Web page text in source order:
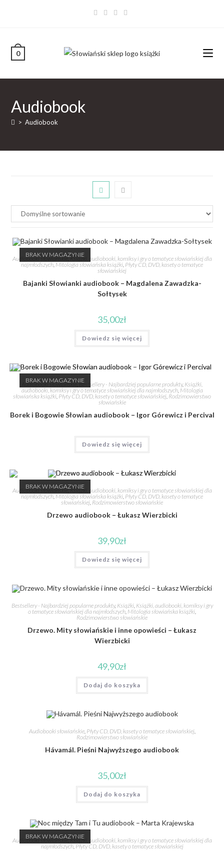
0
Audiobook
> Audiobook
BRAK W MAGAZYNIE
Audiobooki słowiańskie,Książki, audiobooki, komiksy i gry o tematyce słowiańskiej dla
najmłodszych, Mitologia słowiańska książki, Płyty CD, DVD, kasety o tematyce
słowiańskiej
Bajanki Słowianki audiobook – Magdalena Zawadzka-
Sołtysek
35,00zł
Dowiedz się więcej
BRAK W MAGAZYNIE
Audiobooki słowiańskie ,Bestsellery - Najbardziej popularne produkty, Książki,
audiobooki, komiksy i gry o tematyce słowiańskiej dla najmłodszych, Mitologia
słowiańska książki, Płyty CD, DVD, kasety o tematyce słowiańskiej, Rodzimowierstwo
słowiańskie
Borek i Bogowie Słowian audiobook – Igor Górewicz i Percival
Dowiedz się więcej
BRAK W MAGAZYNIE
Audiobooki słowiańskie,Książki, audiobooki, komiksy i gry o tematyce słowiańskiej dla
najmłodszych, Mitologia słowiańska książki, Płyty CD, DVD, kasety o tematyce
słowiańskiej, Rodzimowierstwo słowiańskie
Drzewo audiobook – Łukasz Wierzbicki
39,90zł
Dowiedz się więcej
Bestsellery - Najbardziej popularne produkty, Książki, Książki, audiobooki, komiksy i gry
o tematyce słowiańskiej dla najmłodszych, Mitologia słowiańska książki,
Rodzimowierstwo słowiańskie
Drzewo. Mity słowiańskie i inne opowieści – Łukasz
Wierzbicki
49,90zł
Dodaj do koszyka
Audiobooki słowiańskie, Płyty CD, DVD, kasety o tematyce słowiańskiej,
Rodzimowierstwo słowiańskie
Hávamál. Pieśni Najwyższego audiobook
35,00zł
Dodaj do koszyka
BRAK W MAGAZYNIE
Audiobooki słowiańskie,Książki, audiobooki, komiksy i gry o tematyce słowiańskiej dla
najmłodszych, Płyty CD, DVD, kasety o tematyce słowiańskiej